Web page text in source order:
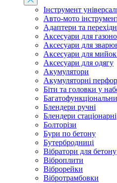
Інструмент
Авто-мото
Адаптери та
Аксесуари для
Аксесуари для
Аксесуари для
Аксесуари для одягу
Акумулятори
Акумуляторні
Біти та головки у
Блендери ручні
Блендери стаціонарні
Болторізи
Бури по бетону
Бутербродниці
Вібратори для бетону
Віброплити
Віброрейки
Вібротрамбовки